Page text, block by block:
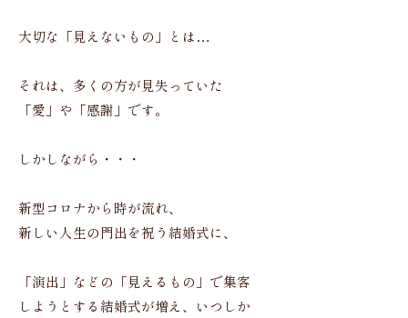
大切な「見えないもの」とは…
それは、多くの方が見失っていた
「愛」や「感謝」です。
しかしながら・・・
新型コロナから時が流れ、
新しい人生の門出を祝う結婚式に、
「演出」などの「見えるもの」で集客
しようとする結婚式が増え、いつしか